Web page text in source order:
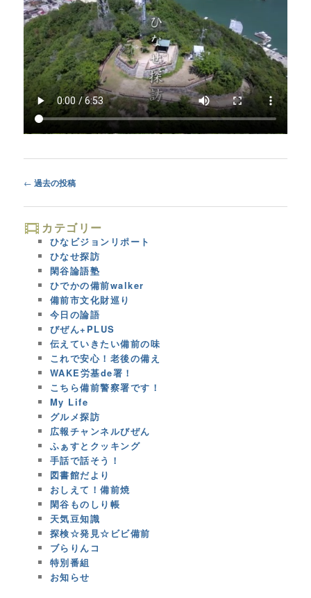
Post
← 過去の投稿
カテゴリー
ひなビジョンリポート
ひなせ探訪
閑谷論語塾
ひでかの備前walker
備前市文化財巡り
今日の論語
びぜん+PLUS
伝えていきたい備前の味
これで安心！老後の備え
WAKE労基de署！
こちら備前警察署です！
My Life
グルメ探訪
広報チャンネルびぜん
ふぁすとクッキング
手話で話そう！
図書館だより
おしえて！備前焼
閑谷ものしり帳
天気豆知識
探検☆発見☆ビビ備前
ブらりんコ
特別番組
お知らせ